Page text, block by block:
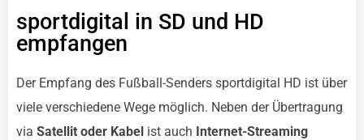
sportdigital in SD und HD
empfangen
Der Empfang des Fußball-Senders sportdigital HD ist über
viele verschiedene Wege möglich. Neben der Übertragung
via Satellit oder Kabel ist auch Internet-Streaming